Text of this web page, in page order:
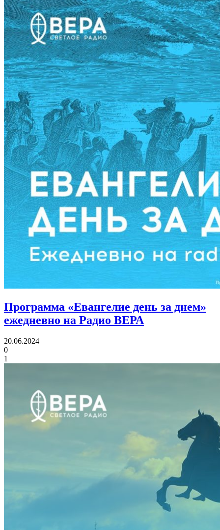
Программа «Евангелие день за днем»
ежедневно на Радио ВЕРА
20.06.2024
0
1